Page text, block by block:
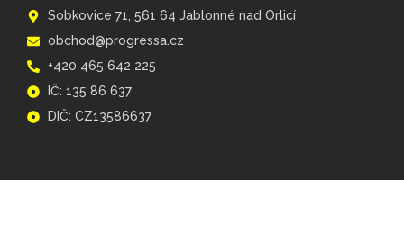
Sobkovice 71, 561 64 Jablonné nad Orlicí
obchod@progressa.cz
+420 465 642 225
IČ: 135 86 637
DIČ: CZ13586637